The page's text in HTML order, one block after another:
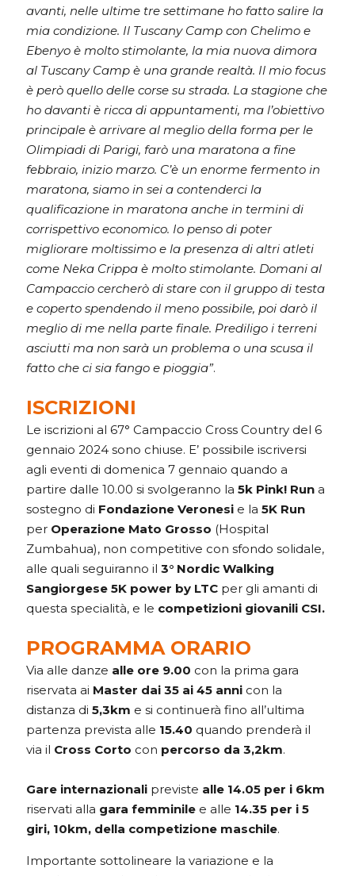
avanti, nelle ultime tre settimane ho fatto salire la
mia condizione. Il Tuscany Camp con Chelimo e
Ebenyo è molto stimolante, la mia nuova dimora
al Tuscany Camp è una grande realtà. Il mio focus
è però quello delle corse su strada. La stagione che
ho davanti è ricca di appuntamenti, ma l’obiettivo
principale è arrivare al meglio della forma per le
Olimpiadi di Parigi, farò una maratona a fine
febbraio, inizio marzo. C’è un enorme fermento in
maratona, siamo in sei a contenderci la
qualificazione in maratona anche in termini di
corrispettivo economico. Io penso di poter
migliorare moltissimo e la presenza di altri atleti
come Neka Crippa è molto stimolante. Domani al
Campaccio cercherò di stare con il gruppo di testa
e coperto spendendo il meno possibile, poi darò il
meglio di me nella parte finale. Prediligo i terreni
asciutti ma non sarà un problema o una scusa il
fatto che ci sia fango e pioggia”.
ISCRIZIONI
Le iscrizioni al 67° Campaccio Cross Country del 6
gennaio 2024 sono chiuse. E’ possibile iscriversi
agli eventi di domenica 7 gennaio quando a
partire dalle 10.00 si svolgeranno la 5k Pink! Run a
sostegno di Fondazione Veronesi e la 5K Run
per Operazione Mato Grosso (Hospital
Zumbahua), non competitive con sfondo solidale,
alle quali seguiranno il 3° Nordic Walking
Sangiorgese 5K power by LTC per gli amanti di
questa specialità, e le competizioni giovanili CSI.
PROGRAMMA ORARIO
Via alle danze alle ore 9.00 con la prima gara
riservata ai Master dai 35 ai 45 anni con la
distanza di 5,3km e si continuerà fino all’ultima
partenza prevista alle 15.40 quando prenderà il
via il Cross Corto con percorso da 3,2km.
Gare internazionali previste alle 14.05 per i 6km
riservati alla gara femminile e alle 14.35 per i 5
giri, 10km, della competizione maschile.
Importante sottolineare la variazione e la